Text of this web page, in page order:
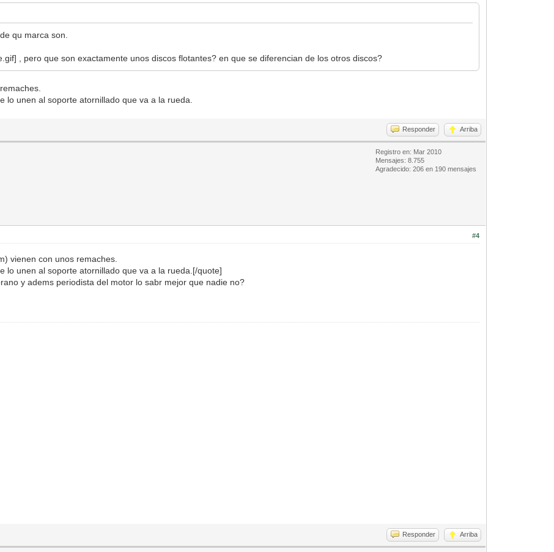
qu marca son.
, pero que son exactamente unos discos flotantes? en que se diferencian de los otros discos?
lo unen al soporte atornillado que va a la rueda.
Responder Arriba
Registro en: Mar 2010
Mensajes: 8.755
Agradecido: 206 en 190 mensajes
#4
vienen con unos remaches.
lo unen al soporte atornillado que va a la rueda.[/quote]
y adems periodista del motor lo sabr mejor que nadie no?
Responder Arriba